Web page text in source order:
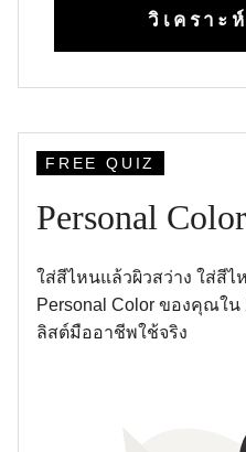
วิเคราะ
FREE QUIZ
Personal
ใส่สีไหนแล้วผิวสว่าง ใส่สี
Personal Color ของคุณใ
ลิสต์มืออาชีพใช้จริง